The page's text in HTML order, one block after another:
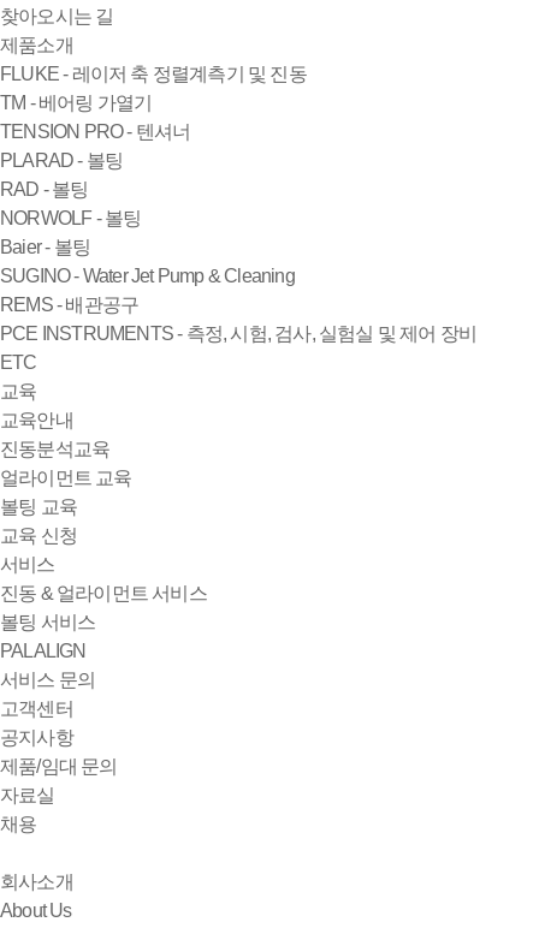
찾아오시는 길
제품소개
FLUKE - 레이저 축 정렬계측기 및 진동
TM - 베어링 가열기
TENSION PRO - 텐셔너
PLARAD - 볼팅
RAD - 볼팅
NORWOLF - 볼팅
Baier - 볼팅
SUGINO - Water Jet Pump & Cleaning
REMS - 배관공구
PCE INSTRUMENTS - 측정, 시험, 검사, 실험실 및 제어 장비
ETC
교육
교육안내
진동분석교육
얼라이먼트 교육
볼팅 교육
교육 신청
서비스
진동 & 얼라이먼트 서비스
볼팅 서비스
PALALIGN
서비스 문의
고객센터
공지사항
제품/임대 문의
자료실
채용
회사소개
About Us